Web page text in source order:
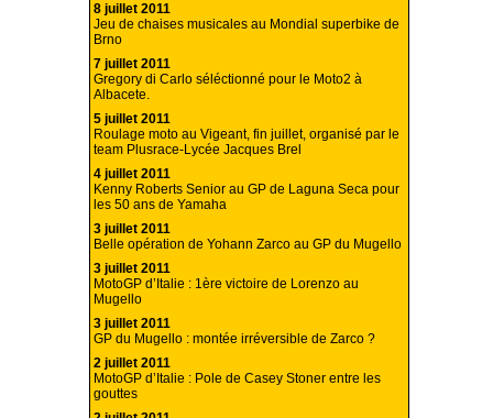
8 juillet 2011
Jeu de chaises musicales au Mondial superbike de
Brno
7 juillet 2011
Gregory di Carlo séléctionné pour le Moto2 à
Albacete.
5 juillet 2011
Roulage moto au Vigeant, fin juillet, organisé par le
team Plusrace-Lycée Jacques Brel
4 juillet 2011
Kenny Roberts Senior au GP de Laguna Seca pour
les 50 ans de Yamaha
3 juillet 2011
Belle opération de Yohann Zarco au GP du Mugello
3 juillet 2011
MotoGP d’Italie : 1ère victoire de Lorenzo au
Mugello
3 juillet 2011
GP du Mugello : montée irréversible de Zarco ?
2 juillet 2011
MotoGP d’Italie : Pole de Casey Stoner entre les
gouttes